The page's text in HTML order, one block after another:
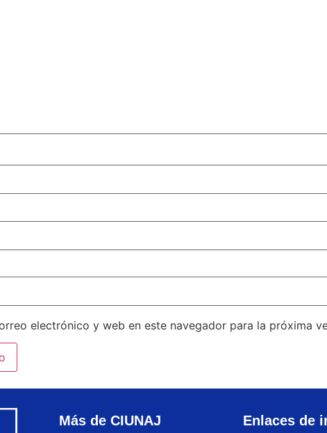
electrónico y web en este navegador para la próxima
Más de CIUNAJ Enlaces de